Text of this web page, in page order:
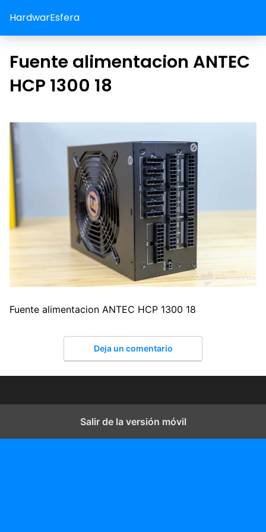
HardwarEsfera
Fuente alimentacion ANTEC
HCP 1300 18
Fuente alimentacion ANTEC HCP 1300 18
Deja un comentario
Salir de la versión móvil